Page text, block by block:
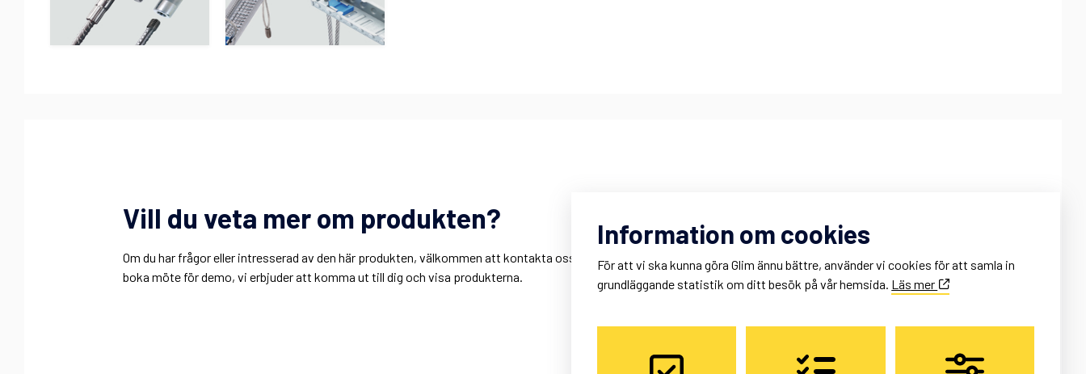
Vill du veta mer om produkten?
Om du har frågor eller intresserad av den här produkten, välkommen att kontakta oss. Du kan också
boka möte för demo, vi erbjuder att komma ut till dig och visa produkterna.
ronnie@glim.se
Kontor: 011 – 10 88 80
Mobil: 0707 – 95 02 84
Information om cookies
För att vi ska kunna göra Glim ännu bättre, använder vi cookies för att samla in
grundläggande statistik om ditt besök på vår hemsida. Läs mer